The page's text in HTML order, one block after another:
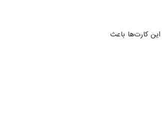
کارت‌ها باعث